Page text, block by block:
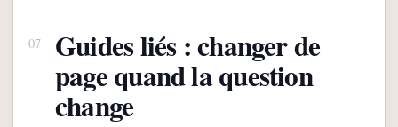
Guides liés : changer de
page quand la question
change